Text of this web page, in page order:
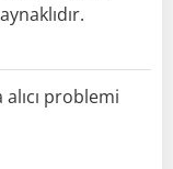
problemi